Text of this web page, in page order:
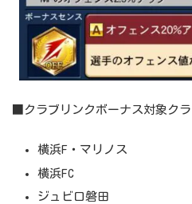
■クラブリンクボーナス対象ク
横浜F・マリノス
横浜FC
ジュビロ磐田